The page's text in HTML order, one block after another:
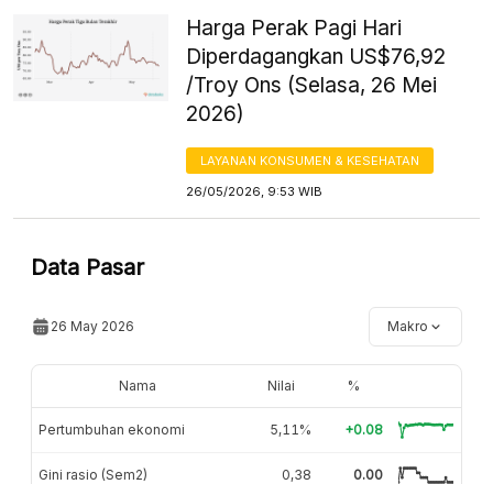
Harga Perak Pagi Hari
Diperdagangkan US$76,92
/Troy Ons (Selasa, 26 Mei
2026)
LAYANAN KONSUMEN & KESEHATAN
26/05/2026, 9:53 WIB
Data Pasar
26 May 2026 Makro
Nama Nilai %
Pertumbuhan ekonomi 5,11% +0.08
Gini rasio (Sem2) 0,38 0.00